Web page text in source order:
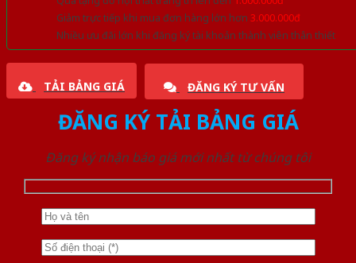
Giảm trực tiếp khi mua đơn hàng lớn hơn 3.000.000đ
Nhiều ưu đãi lớn khi đăng ký tài khoản thành viên thân thiết
TẢI BẢNG GIÁ ĐĂNG KÝ TƯ VẤN
ĐĂNG KÝ TẢI BẢNG GIÁ
Đăng ký nhận báo giá mới nhất từ chúng tôi